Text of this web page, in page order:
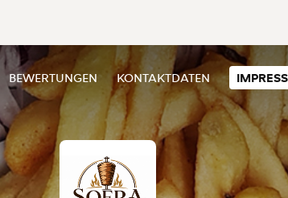
BEWERTUNGEN KONTAKTDATEN